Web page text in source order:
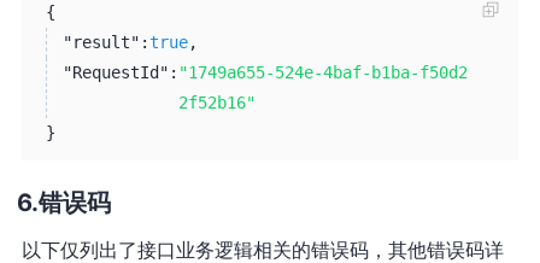
{
"result":true,
"RequestId": "1749a655-524e-4baf-b1ba-f50d2
2f52b16"
}
错误码
以下仅列出了接口业务逻辑相关的错误码，其他错误码详